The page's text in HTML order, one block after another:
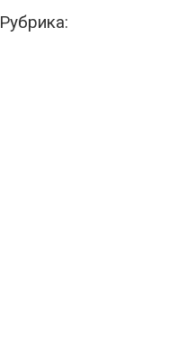
Рубрика: